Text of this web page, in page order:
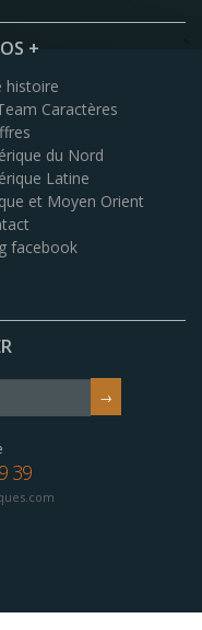
+
histoire
Caractères
du Nord
Latine
et Moyen Orient
facebook
39